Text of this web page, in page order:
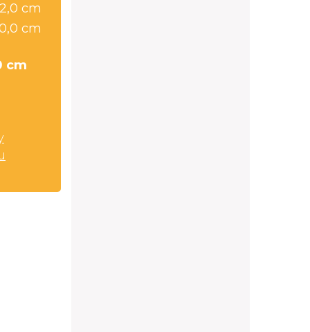
cm
cm
cm